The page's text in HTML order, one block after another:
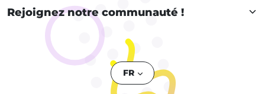
Rejoignez notre communauté !
FR